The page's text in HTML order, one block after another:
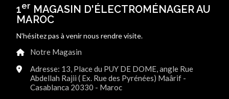
1er MAGASIN D'ÉLECTROMÉNAGER AU
MAROC
N'hésitez pas à venir nous rendre visite.
Notre Magasin
Adresse: 13, Place du PUY DE DOME, angle Rue
Abdellah Rajii ( Ex. Rue des Pyrénées) Maârif -
Casablanca 20330 - Maroc